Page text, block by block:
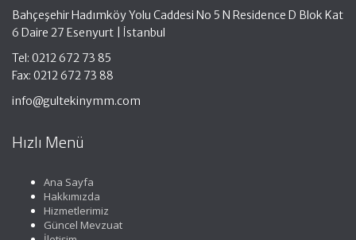
Bahçeşehir Hadımköy Yolu Caddesi No 5 N Residence D Blok Kat
6 Daire 27 Esenyurt | İstanbul
Tel: 0212 672 73 85
Fax: 0212 672 73 88
info@gultekinymm.com
Hızlı Menü
Ana Sayfa
Hakkımızda
Hizmetlerimiz
Güncel Mevzuat